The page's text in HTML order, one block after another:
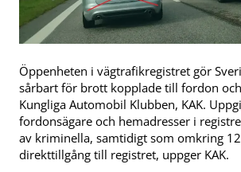
Öppenheten i vägtrafikregistret gör
sårbart för brott kopplade till fordon
Kungliga Automobil Klubben, KAK.
fordonsägare och hemadresser i
av kriminella, samtidigt som omkring
direkttillgång till registret, uppger KAK.